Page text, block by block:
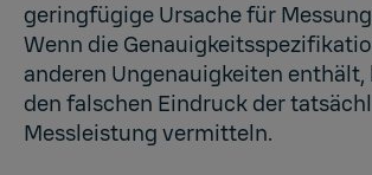
geringfügige Ursache für
Wenn die
anderen Ungenauigkeiten enthält,
den falschen Eindruck der
Messleistung vermitteln.